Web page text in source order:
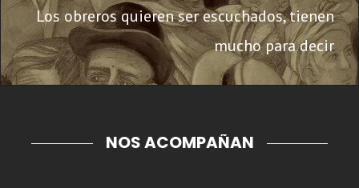
Los obreros quieren ser escuchados, tienen
mucho para decir
NOS ACOMPAÑAN